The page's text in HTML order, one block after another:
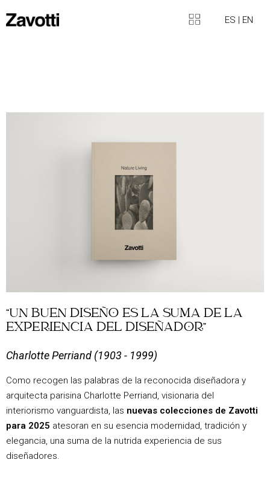
ES | EN
“UN BUEN DISEÑO ES LA SUMA DE LA
EXPERIENCIA DEL DISEÑADOR”
Charlotte Perriand (1903 - 1999)
Como recogen las palabras de la reconocida diseñadora y
arquitecta parisina Charlotte Perriand, visionaria del
interiorismo vanguardista, las nuevas colecciones de Zavotti
para 2025 atesoran en su esencia modernidad, tradición y
elegancia, una suma de la nutrida experiencia de sus
diseñadores.